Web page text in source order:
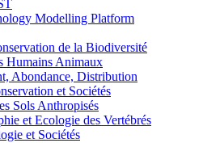
Modelling Platform
de la Biodiversité
Humains Animaux
Abondance, Distribution
et Sociétés
Sols Anthropisés
et Ecologie des Vertébrés
et Sociétés